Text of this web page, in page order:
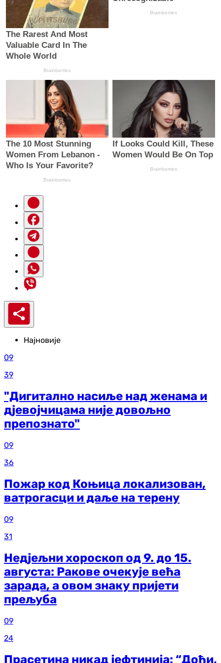
Најновије
09
39
"Дигитално насиље над женама и
дјевојчицама није довољно
препознато"
09
36
Пожар код Коњица локализован,
ватрогасци и даље на терену
09
31
Недјељни хороскоп од 9. до 15.
августа: Ракове очекује већа
зарада, а овом знаку пријети
прељуба
09
24
Прасетина никад јефтинија: “Дођи,